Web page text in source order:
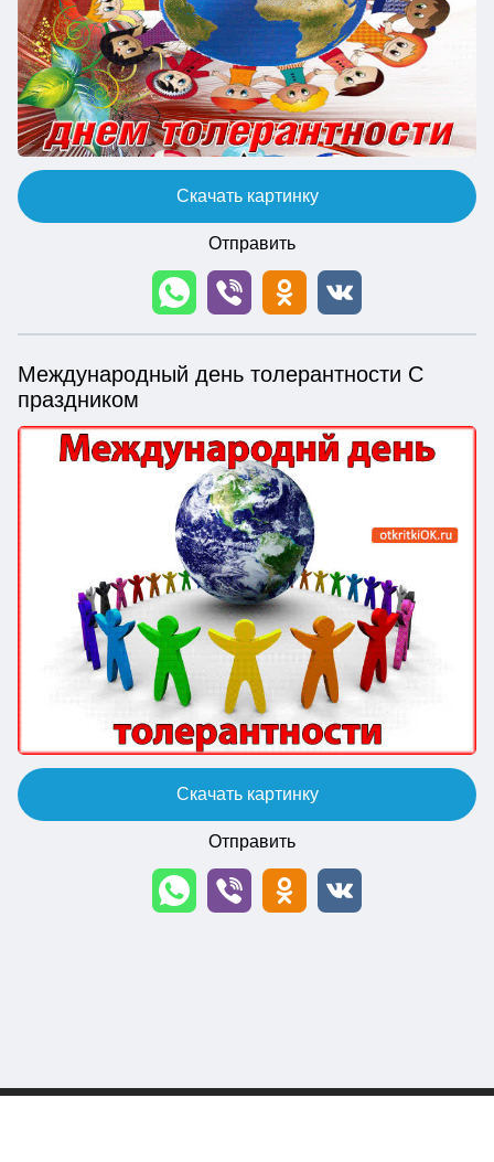
Скачать картинку
Отправить
Международный день толерантности С
праздником
Скачать картинку
Отправить